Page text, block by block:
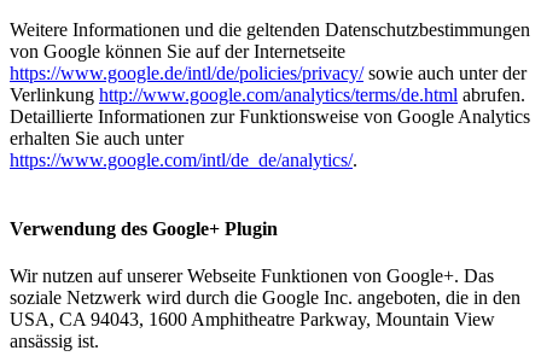
Weitere Informationen und die geltenden Datenschutzbestimmungen
von Google können Sie auf der Internetseite
https://www.google.de/intl/de/policies/privacy/sowie auch unter der
Verlinkung http://www.google.com/analytics/terms/de.html abrufen.
Detaillierte Informationen zur Funktionsweise von Google Analytics
erhalten Sie auch unter
https://www.google.com/intl/de_de/analytics/.
Verwendung des Google+ Plugin
Wir nutzen auf unserer Webseite Funktionen von Google+. Das
soziale Netzwerk wird durch die Google Inc. angeboten, die in den
USA, CA 94043, 1600 Amphitheatre Parkway, Mountain View
ansässig ist.